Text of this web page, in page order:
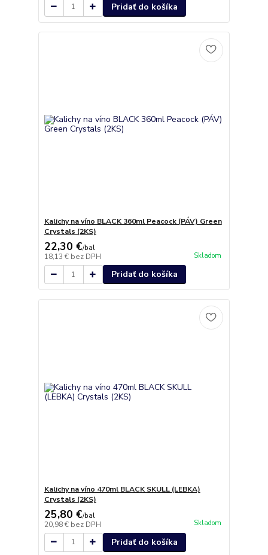
Pridať do košíka
Kalichy na víno BLACK 360ml Peacock (PÁV) Green
Crystals (2KS)
22,30 €/bal
18,13 € bez DPH Skladom
Pridať do košíka
Kalichy na víno 470ml BLACK SKULL (LEBKA)
Crystals (2KS)
25,80 €/bal
20,98 € bez DPH Skladom
Pridať do košíka